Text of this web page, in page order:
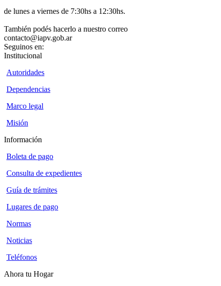
de lunes a viernes de 7:30hs a 12:30hs.
También podés hacerlo a nuestro correo
contacto@iapv.gob.ar
Seguinos en:
Institucional
Autoridades
Dependencias
Marco legal
Misión
Información
Boleta de pago
Consulta de expedientes
Guía de trámites
Lugares de pago
Normas
Noticias
Teléfonos
Ahora tu Hogar